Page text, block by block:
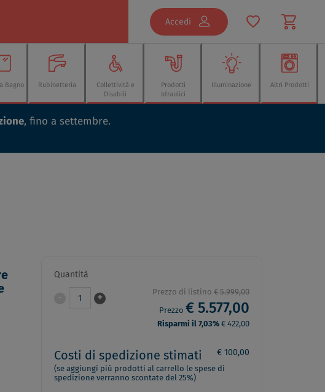
Accedi
Bagno Rubinetteria
Collettività e
Disabili
Prodotti
Idraulici
Illuminazione Altri Prodotti
, fino a settembre.
Quantità
1 +
Prezzo di listino € 5.999,00
Prezzo € 5.577,00
Risparmi il 7,03% € 422,00
Costi di spedizione stimati € 100,00
(se aggiungi più prodotti al carrello le spese di
spedizione verranno scontate del 25%)